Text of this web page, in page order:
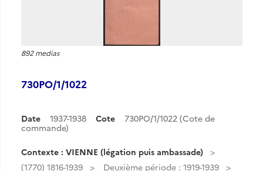
892 medias
730PO/1/1022
Date 1937-1938 Cote
730PO/1/1022 (Cote de
commande)
Contexte : VIENNE (légation puis ambassade)
(1770) 1816-1939
Deuxième période : 1919-1939